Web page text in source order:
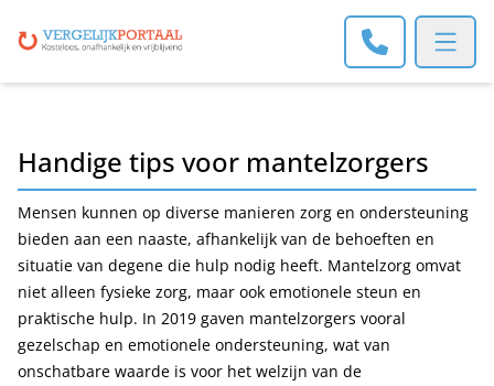
Open
​Handige tips voor mantelzorgers
Mensen kunnen op diverse manieren zorg en ondersteuning
bieden aan een naaste, afhankelijk van de behoeften en
situatie van degene die hulp nodig heeft. Mantelzorg omvat
niet alleen fysieke zorg, maar ook emotionele steun en
praktische hulp. In 2019 gaven mantelzorgers vooral
gezelschap en emotionele ondersteuning, wat van
onschatbare waarde is voor het welzijn van de